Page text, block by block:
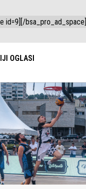
id=9][/bsa_pro_ad_space]
OGLASI